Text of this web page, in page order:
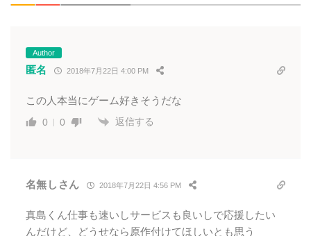
Author
匿名 2018年7月22日 4:00 PM
この人本当にゲーム好きそうだな
0 0 返信する
名無しさん 2018年7月22日 4:56 PM
真島くん仕事も速いしサービスも良いしで応援したい
んだけど、どうせなら原作付けてほしいとも思う